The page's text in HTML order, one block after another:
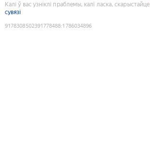
Калі ў вас узніклі праблемы, калі ласка, скарыстайце
сувязі
9178308502391778488:1786034896